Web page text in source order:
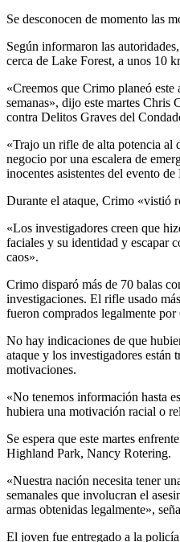
Se desconocen de momento las
Según informaron las
cerca de Lake Forest, a unos 10
«Creemos que Crimo planeó este
semanas», dijo este martes Chris
contra Delitos Graves del
«Trajo un rifle de alta potencia al
negocio por una escalera de
inocentes asistentes del evento
Durante el ataque, Crimo «vistió
«Los investigadores creen que
faciales y su identidad y escapar
caos».
Crimo disparó más de 70 balas
investigaciones. El rifle usado
fueron comprados legalmente
No hay indicaciones de que
ataque y los investigadores están
motivaciones.
«No tenemos información hasta
hubiera una motivación racial o
Se espera que este martes
Highland Park, Nancy Rotering.
«Nuestra nación necesita tener
semanales que involucran el
armas obtenidas legalmente»,
El joven fue entregado a la